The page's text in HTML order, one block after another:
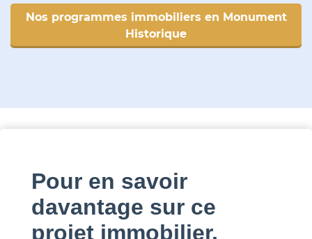
Nos programmes immobiliers en Monument
Historique